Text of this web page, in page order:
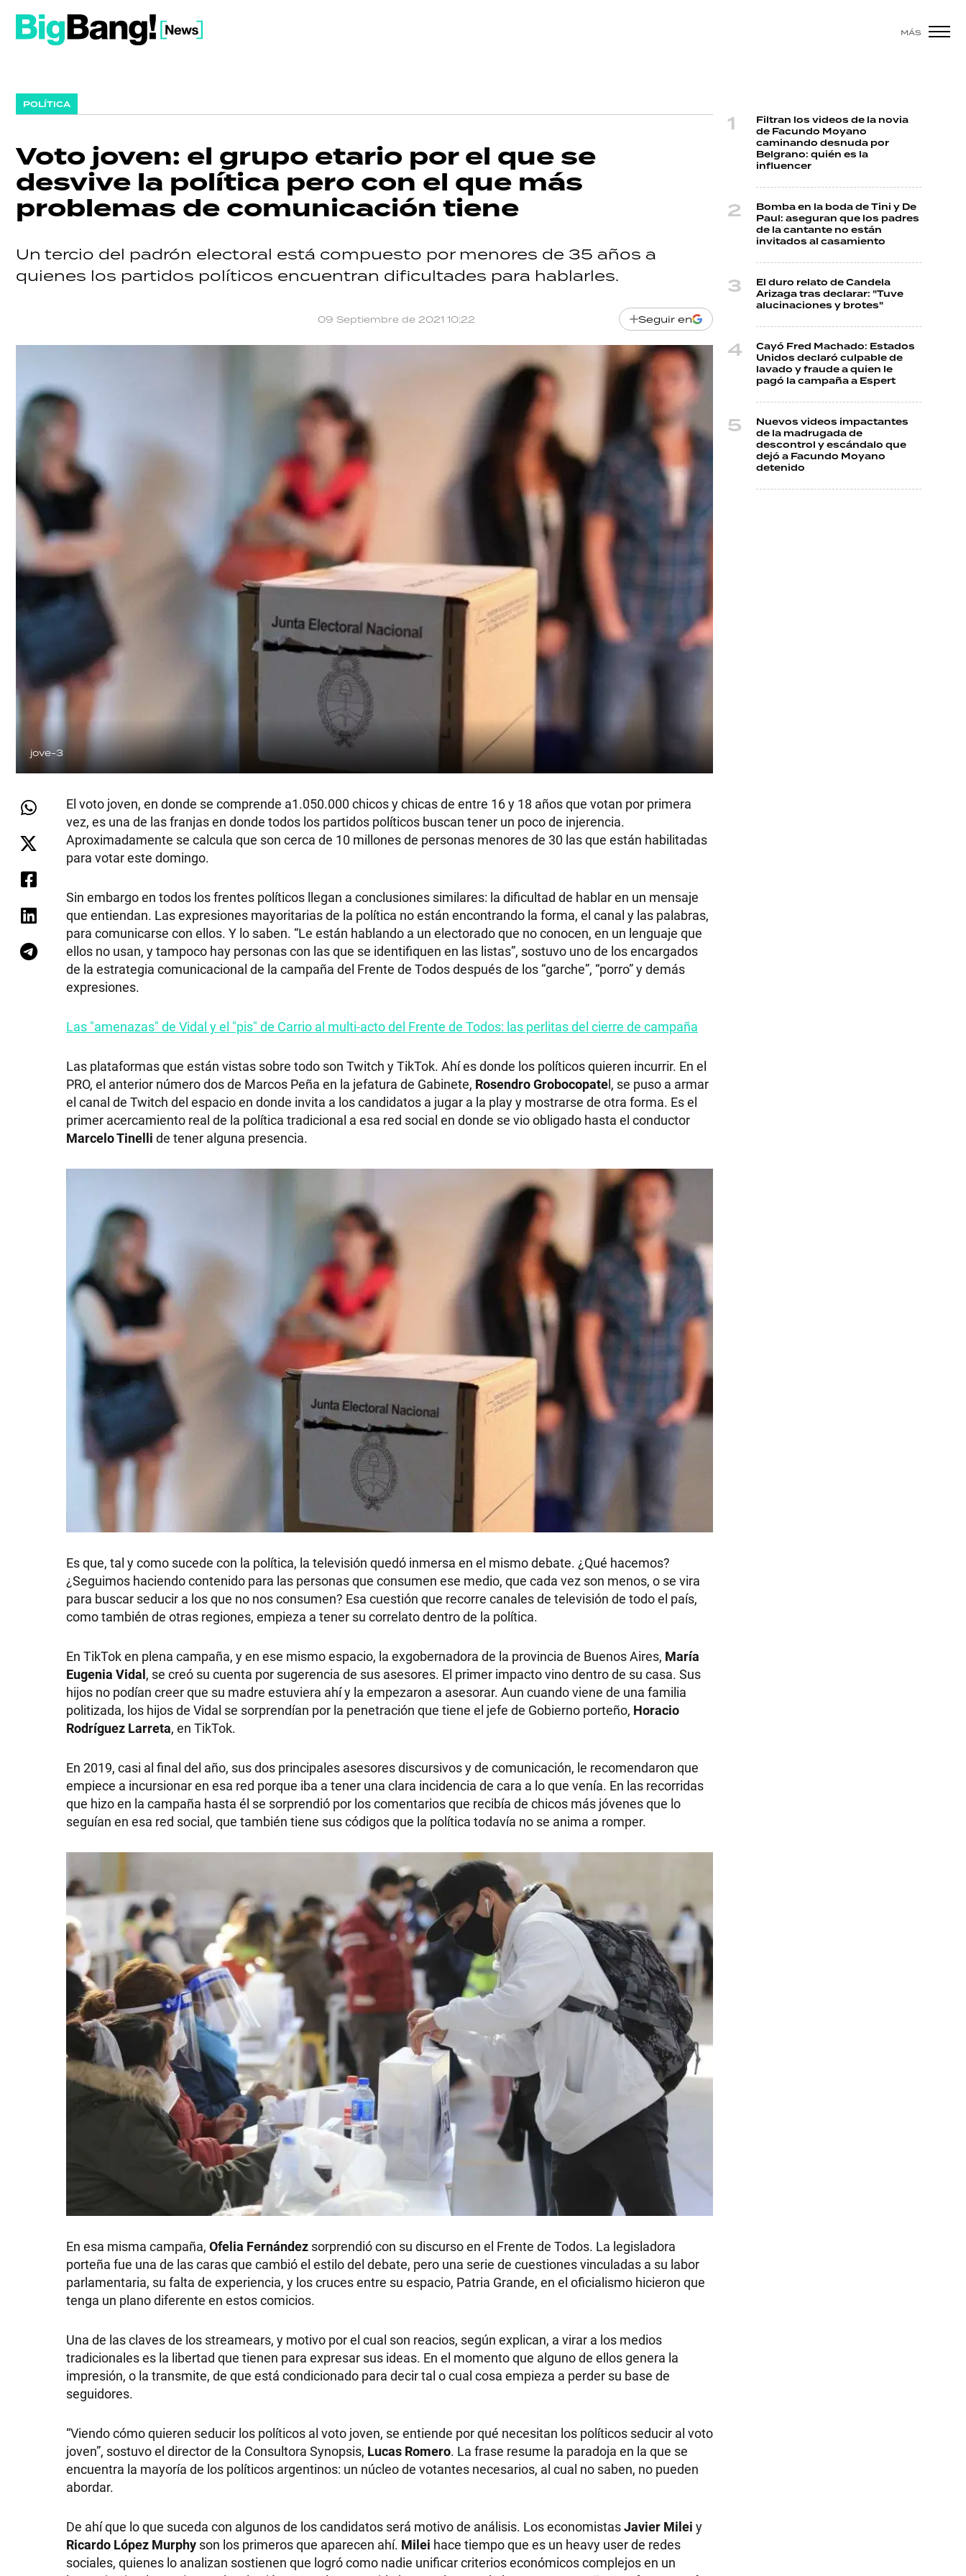
MÁS
POLÍTICA
Voto joven: el grupo etario por el que se
desvive la política pero con el que más
problemas de comunicación tiene
Un tercio del padrón electoral está compuesto por menores de 35 años a
quienes los partidos políticos encuentran dificultades para hablarles.
09 Septiembre de 2021 10:22 Seguir en
jove-3
El voto joven, en donde se comprende a1.050.000 chicos y chicas de entre 16 y 18 años que votan por primera
vez, es una de las franjas en donde todos los partidos políticos buscan tener un poco de injerencia.
Aproximadamente se calcula que son cerca de 10 millones de personas menores de 30 las que están habilitadas
para votar este domingo.
Sin embargo en todos los frentes políticos llegan a conclusiones similares: la dificultad de hablar en un mensaje
que entiendan. Las expresiones mayoritarias de la política no están encontrando la forma, el canal y las palabras,
para comunicarse con ellos. Y lo saben. “Le están hablando a un electorado que no conocen, en un lenguaje que
ellos no usan, y tampoco hay personas con las que se identifiquen en las listas”, sostuvo uno de los encargados
de la estrategia comunicacional de la campaña del Frente de Todos después de los “garche”, “porro” y demás
expresiones.
Las "amenazas" de Vidal y el "pis" de Carrio al multi-acto del Frente de Todos: las perlitas del cierre de campaña
Las plataformas que están vistas sobre todo son Twitch y TikTok. Ahí es donde los políticos quieren incurrir. En el
PRO, el anterior número dos de Marcos Peña en la jefatura de Gabinete, Rosendro Grobocopatel, se puso a armar
el canal de Twitch del espacio en donde invita a los candidatos a jugar a la play y mostrarse de otra forma. Es el
primer acercamiento real de la política tradicional a esa red social en donde se vio obligado hasta el conductor
Marcelo Tinelli de tener alguna presencia.
Es que, tal y como sucede con la política, la televisión quedó inmersa en el mismo debate. ¿Qué hacemos?
¿Seguimos haciendo contenido para las personas que consumen ese medio, que cada vez son menos, o se vira
para buscar seducir a los que no nos consumen? Esa cuestión que recorre canales de televisión de todo el país,
como también de otras regiones, empieza a tener su correlato dentro de la política.
En TikTok en plena campaña, y en ese mismo espacio, la exgobernadora de la provincia de Buenos Aires, María
Eugenia Vidal, se creó su cuenta por sugerencia de sus asesores. El primer impacto vino dentro de su casa. Sus
hijos no podían creer que su madre estuviera ahí y la empezaron a asesorar. Aun cuando viene de una familia
politizada, los hijos de Vidal se sorprendían por la penetración que tiene el jefe de Gobierno porteño, Horacio
Rodríguez Larreta, en TikTok.
En 2019, casi al final del año, sus dos principales asesores discursivos y de comunicación, le recomendaron que
empiece a incursionar en esa red porque iba a tener una clara incidencia de cara a lo que venía. En las recorridas
que hizo en la campaña hasta él se sorprendió por los comentarios que recibía de chicos más jóvenes que lo
seguían en esa red social, que también tiene sus códigos que la política todavía no se anima a romper.
En esa misma campaña, Ofelia Fernández sorprendió con su discurso en el Frente de Todos. La legisladora
porteña fue una de las caras que cambió el estilo del debate, pero una serie de cuestiones vinculadas a su labor
parlamentaria, su falta de experiencia, y los cruces entre su espacio, Patria Grande, en el oficialismo hicieron que
tenga un plano diferente en estos comicios.
Una de las claves de los streamears, y motivo por el cual son reacios, según explican, a virar a los medios
tradicionales es la libertad que tienen para expresar sus ideas. En el momento que alguno de ellos genera la
impresión, o la transmite, de que está condicionado para decir tal o cual cosa empieza a perder su base de
seguidores.
“Viendo cómo quieren seducir los políticos al voto joven, se entiende por qué necesitan los políticos seducir al voto
joven”, sostuvo el director de la Consultora Synopsis, Lucas Romero. La frase resume la paradoja en la que se
encuentra la mayoría de los políticos argentinos: un núcleo de votantes necesarios, al cual no saben, no pueden
abordar.
De ahí que lo que suceda con algunos de los candidatos será motivo de análisis. Los economistasJavier Milei y
Ricardo López Murphy son los primeros que aparecen ahí. Milei hace tiempo que es un heavy user de redes
sociales, quienes lo analizan sostienen que logró como nadie unificar criterios económicos complejos en un
Filtran los videos de la novia
de Facundo Moyano
caminando desnuda por
Belgrano: quién es la
influencer
Bomba en la boda de Tini y De
Paul: aseguran que los padres
de la cantante no están
invitados al casamiento
El duro relato de Candela
Arizaga tras declarar: "Tuve
alucinaciones y brotes"
Cayó Fred Machado: Estados
Unidos declaró culpable de
lavado y fraude a quien le
pagó la campaña a Espert
Nuevos videos impactantes
de la madrugada de
descontrol y escándalo que
dejó a Facundo Moyano
detenido
SHOW
POLÍTICA
ACTUALIDAD
POLICIALES
ECONOMÍA
GRAN
HERMANO
SALUD
DEPORTES
TECNOLOGÍA
RECETAS
PALABRAS
HORÓSCOPO
Seguinos